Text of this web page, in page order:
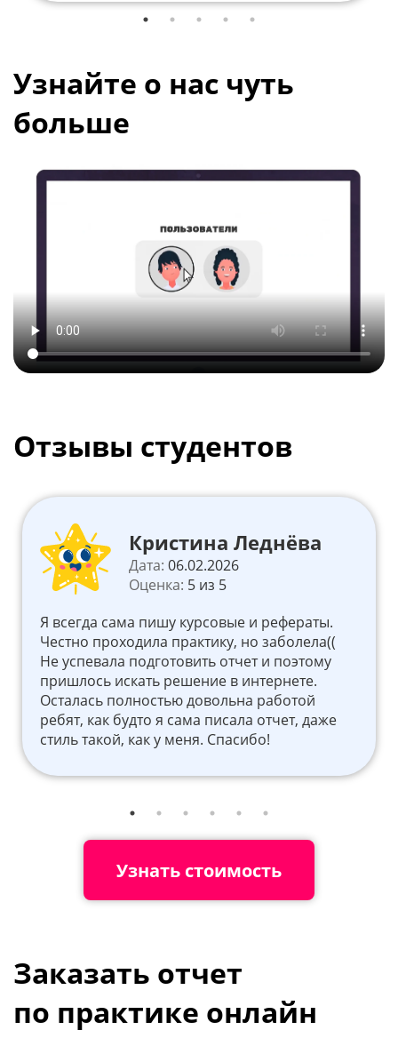
Узнайте о нас чуть
больше
Отзывы студентов
Кристина Леднёва
Дата: 06.02.2026
Оценка: 5 из 5
Я всегда сама пишу курсовые и рефераты.
Честно проходила практику, но заболела((
Не успевала подготовить отчет и поэтому
пришлось искать решение в интернете.
Осталась полностью довольна работой
ребят, как будто я сама писала отчет, даже
стиль такой, как у меня. Спасибо!
Узнать стоимость
Заказать отчет
по практике онлайн